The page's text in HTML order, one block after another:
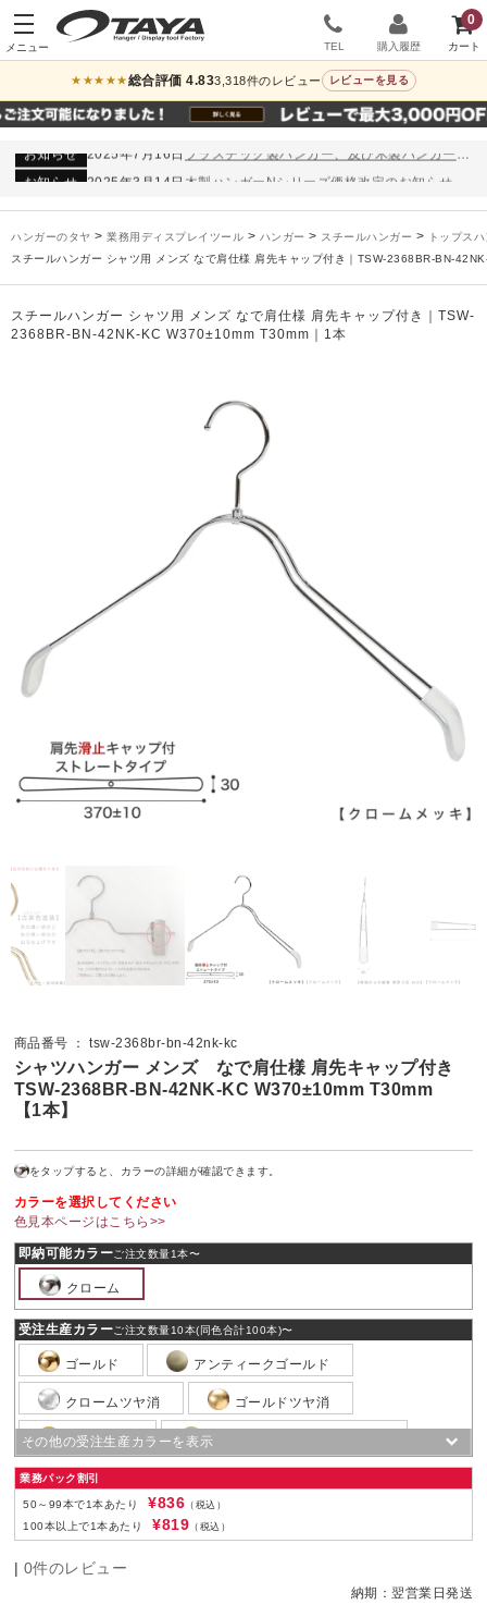
0
TEL 購入履歴
★★★★★総合評価 4.833,318件のレビュー レビューを見る
お知らせ 2024年12月12日年末年始休業のお知らせ
お知らせ 2026年3月7日
スチール製ハンガー、およびディスプレイスタンド価格改定のお知らせ
お知らせ 2025年3月14日
お知らせ
2026年3月7日
スチール製ハンガー、およびディスプレイスタンド価格改定のお知らせ
お知らせ 2025年7月16日
プラスチック製ハンガー、及び木製ハンガーKシリーズ 価格改定のお知らせ
お知らせ
2025年3月14日
木製ハンガーNシリーズ価格改定のお知らせ
未分類 2024年12月19日
ハンガーのタヤ > 業務用ディスプレイツール > ハンガー > スチールハンガー >
トップス
スチールハンガー シャツ用 メンズ なで肩仕様 肩先キャップ付き｜TSW-2368BR-BN-
スチールハンガー シャツ用 メンズ なで肩仕様 肩先キャップ付き｜TSW-
2368BR-BN-42NK-KC W370±10mm T30mm｜1本
商品番号 ： tsw-2368br-bn-42nk-kc
シャツハンガー メンズ なで肩仕様 肩先キャップ付き
TSW-2368BR-BN-42NK-KC W370±10mm T30mm
【1本】
をタップすると、カラーの詳細が確認できます。
カラーを選択してください
色見本ページはこちら>>
即納可能カラーご注文数量1本〜
クローム
受注生産カラーご注文数量10本(同色合計100本)〜
ゴールド アンティークゴールド
クロームツヤ消 ゴールドツヤ消
古美色塗装 アンティークゴールドツヤ消
ホワイトニッケル
銅ツヤ消 銅ブロンズ
業務パック割引
50～99本で1本あたり ¥836 （税込）
100本以上で1本あたり
¥819 （税込）
| 0件のレビュー
納期：翌営業日発送